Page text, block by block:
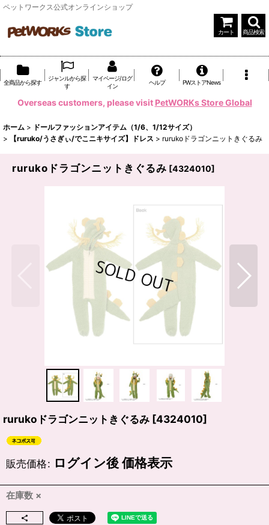
ペットワークス公式オンラインショップ
カート 商品検索
全商品から探す
ジャンルから探
す
マイページ/ログ
イン
ヘルプ PWストアNews
Overseas customers, please visit PetWORKs Store Global
ホーム > ドールファッションアイテム（1/6、1/12サイズ）
>
【ruruko/うさぎぃ/でこニキサイズ】ドレス > rurukoドラゴンニットきぐるみ
rurukoドラゴンニットきぐるみ [4324010]
rurukoドラゴンニットきぐるみ [4324010]
販売価格: ログイン後 価格表示
在庫数 ×